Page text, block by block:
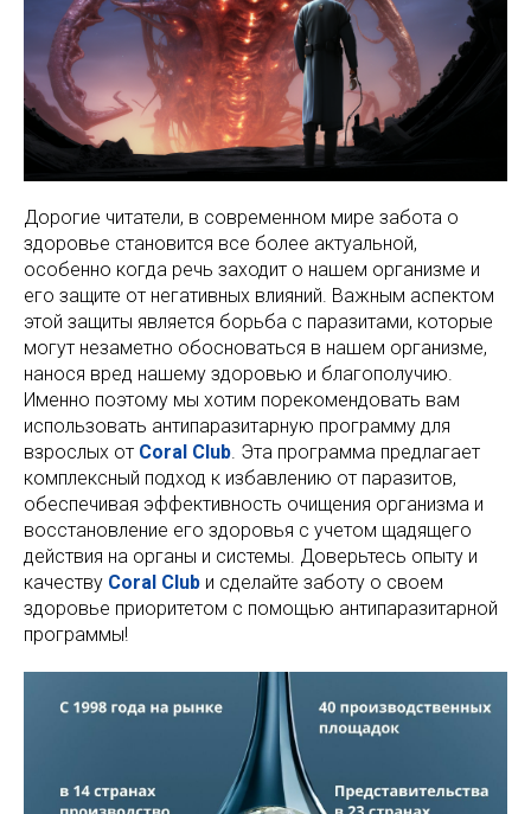
Дорогие читатели, в современном мире забота о
здоровье становится все более актуальной,
особенно когда речь заходит о нашем организме и
его защите от негативных влияний. Важным аспектом
этой защиты является борьба с паразитами, которые
могут незаметно обосноваться в нашем организме,
нанося вред нашему здоровью и благополучию.
Именно поэтому мы хотим порекомендовать вам
использовать антипаразитарную программу для
взрослых от Coral Club. Эта программа предлагает
комплексный подход к избавлению от паразитов,
обеспечивая эффективность очищения организма и
восстановление его здоровья с учетом щадящего
действия на органы и системы. Доверьтесь опыту и
качеству Coral Club и сделайте заботу о своем
здоровье приоритетом с помощью антипаразитарной
программы!